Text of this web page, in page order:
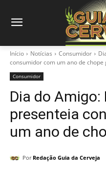
Início Notícias Consumidor
consumidor com um ano de chope
Consumidor
Dia do Amigo:
presenteia
um ano de
Por Redação Guia da Cerveja